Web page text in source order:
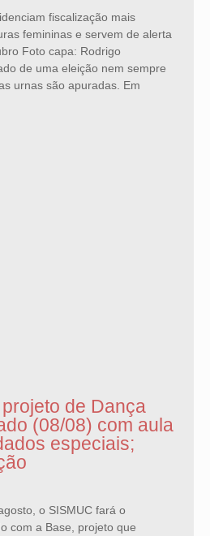
fiscalização mais
femininas e servem de alerta
Foto capa: Rodrigo
de uma eleição nem sempre
urnas são apuradas. Em
de Dança
(08/08) com aula
especiais;
o SISMUC fará o
com a Base, projeto que